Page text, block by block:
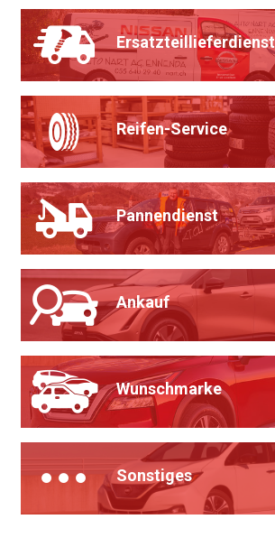
Ersatzteil­lieferdienst
Reifen-Service
Pannendienst
Ankauf
Wunschmarke
Sonstiges